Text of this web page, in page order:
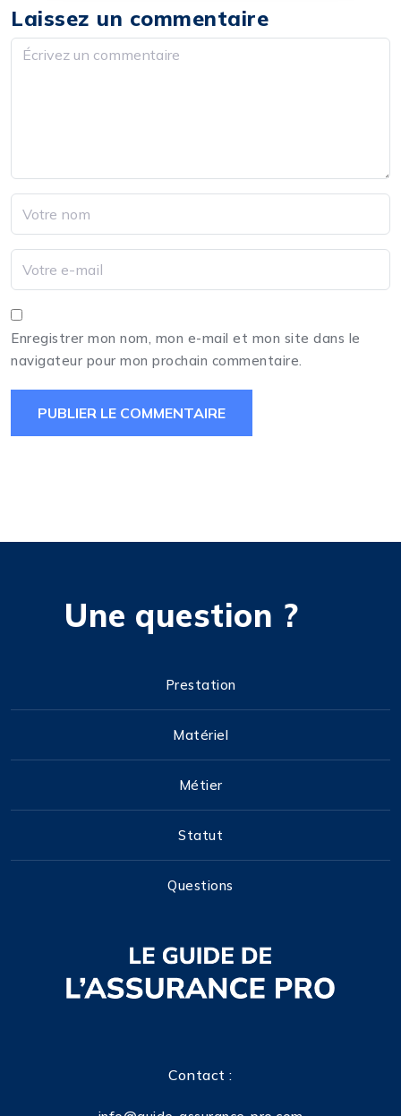
Laissez un commentaire
Enregistrer mon nom, mon e-mail et mon site dans le
navigateur pour mon prochain commentaire.
Une question ?
Prestation
Matériel
Métier
Statut
Questions
Contact :